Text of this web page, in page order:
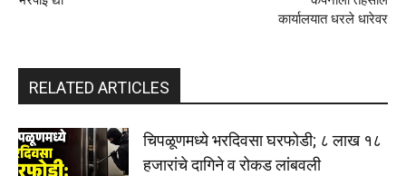
कार्यालयात धरले धारेवर
RELATED ARTICLES
चिपळूणमध्ये भरदिवसा घरफोडी; ८ लाख १८
हजारांचे दागिने व रोकड लांबवली